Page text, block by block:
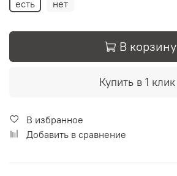
есть нет
В корзину
Купить в 1 клик
В избранное
Добавить в сравнение